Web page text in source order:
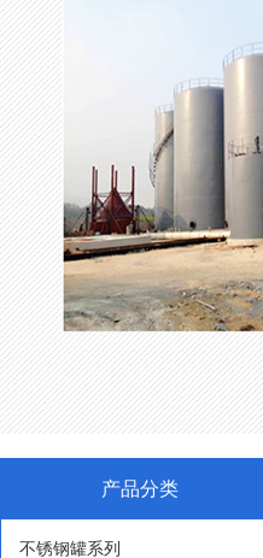
产品分类
不锈钢罐系列